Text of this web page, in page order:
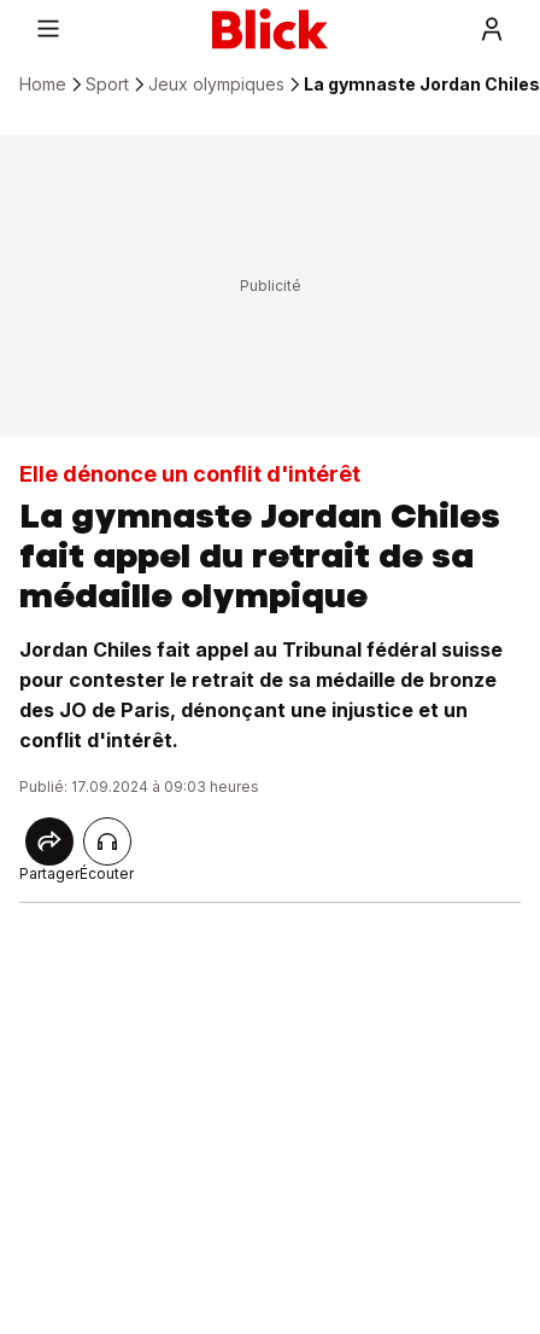
Home Sport Jeux olympiques La gymnaste Jordan
Elle dénonce un conflit d'intérêt
La gymnaste Jordan Chiles
fait appel du retrait de sa
médaille olympique
Jordan Chiles fait appel au Tribunal fédéral suisse
pour contester le retrait de sa médaille de bronze
des JO de Paris, dénonçant une injustice et un
conflit d'intérêt.
Publié: 17.09.2024 à 09:03 heures
PartagerÉcouter